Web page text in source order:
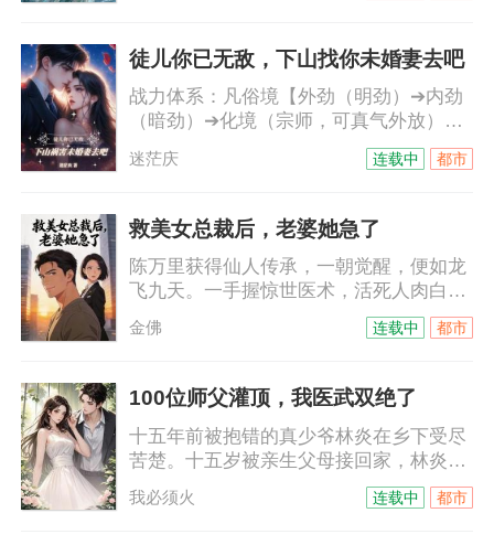
徒儿你已无敌，下山找你未婚妻去吧
战力体系：凡俗境【外劲（明劲）➔内劲
（暗劲）➔化境（宗师，可真气外放）➔
抱丹（大宗师，真气化罡）】超凡境【武
王（罡气凝物）➔武皇（御空飞行）➔武
境（陆地神仙，掌控天地之力）】“师傅，
我求求您了，让我再修炼几年吧！”“滚！
你武道已入化境，医术起死回生，就连奇
门遁甲、风水相术都青出于蓝，老子已经
没什么能教你的了！”
迷茫庆 都市
连载中
救美女总裁后，老婆她急了
陈万里获得仙人传承，一朝觉醒，便如龙
飞九天。一手握惊世医术，活死人肉白
骨，达官显贵尽低头！一手持杀人利剑，
斩破虚空，举世强者亦折服！从此红颜相
金佛 都市
连载中
100位师父灌顶，我医武双绝了
十五年前被抱错的真少爷林炎在乡下受尽
苦楚。十五岁被亲生父母接回家，林炎满
心欢喜的以为等来了亲情，却沦为假少爷
林澈的替罪羊，被狠心送入外国监狱。谁
我必须火 都市
连载中